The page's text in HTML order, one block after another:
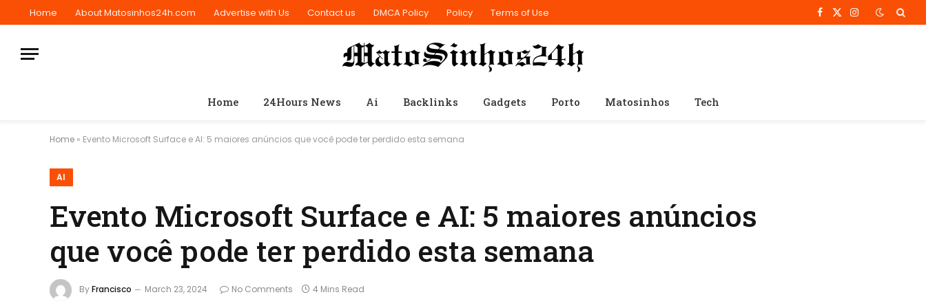
Home About Matosinhos24h.com Advertise with Us Contact us DMCA Policy Policy Terms of Use Facebook
X
Instagram
Home 24Hours News Ai Backlinks Gadgets Porto Matosinhos Tech
Home » Evento Microsoft Surface e AI: 5 maiores anúncios que você pode ter perdido esta semana
AI
Evento Microsoft Surface e AI: 5 maiores anúncios
que você pode ter perdido esta semana
ByFrancisco March 23, 2024 No Comments 4 Mins Read